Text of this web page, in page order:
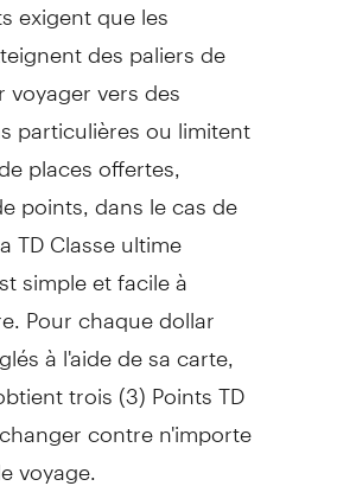
des paliers de
vers des
particulières ou limitent
places offertes,
points, dans le cas de
TD Classe ultime
simple et facile à
Pour chaque dollar
à l'aide de sa carte,
trois (3) Points TD
contre n'importe
voyage.